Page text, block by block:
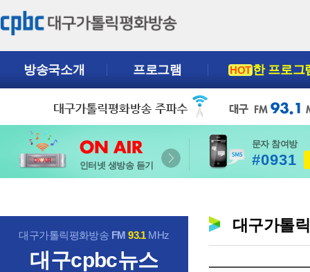
방송국소개 프로그램 HOT한 프로그
인터넷 생방송 듣기
문자 참여방
#0931
대구가톨릭평화방송 FM93.1MHz
대구cpbc뉴스
대구가톨